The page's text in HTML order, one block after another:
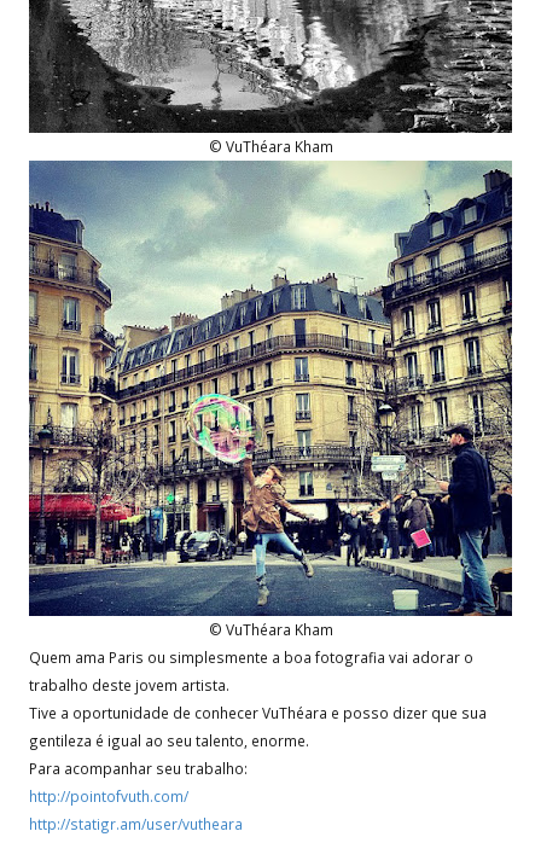
© VuThéara Kham
© VuThéara Kham
Quem ama Paris ou simplesmente a boa fotografia vai adorar o
trabalho deste jovem artista.
Tive a oportunidade de conhecer VuThéara e posso dizer que sua
gentileza é igual ao seu talento, enorme.
Para acompanhar seu trabalho:
http://pointofvuth.com/
http://statigr.am/user/vutheara